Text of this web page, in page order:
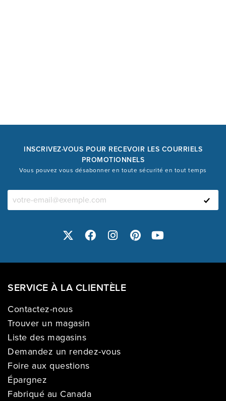
INSCRIVEZ-VOUS POUR RECEVOIR LES COURRIELS
PROMOTIONNELS
Vous pouvez vous désabonner en toute sécurité en tout temps
SERVICE À LA CLIENTÈLE
Contactez-nous
Trouver un magasin
Liste des magasins
Demandez un rendez-vous
Foire aux questions
Épargnez
Fabriqué au Canada